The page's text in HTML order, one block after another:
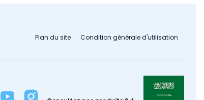
Condition générale d'utilisation
Plan du site